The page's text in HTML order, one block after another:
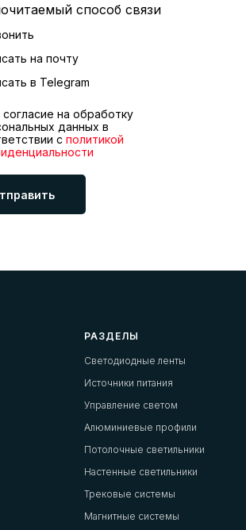
способ связи
на почту
в Telegram
на обработку
данных в
с политикой
РАЗДЕЛЫ
Светодиодные ленты
Источники питания
Управление светом
Алюминиевые профили
Потолочные светильники
Настенные светильники
Трековые системы
Магнитные системы